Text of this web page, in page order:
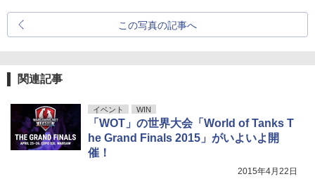
この写真の記事へ
関連記事
イベント WIN
「WOT」の世界大会「World of Tanks T
he Grand Finals 2015」がいよいよ開
催！
2015年4月22日